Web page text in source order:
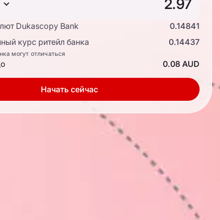
Dukascopy Bank
0.14841
курс ритейл банка
0.14437
могут отличаться
0.08 AUD
Начать сейчас